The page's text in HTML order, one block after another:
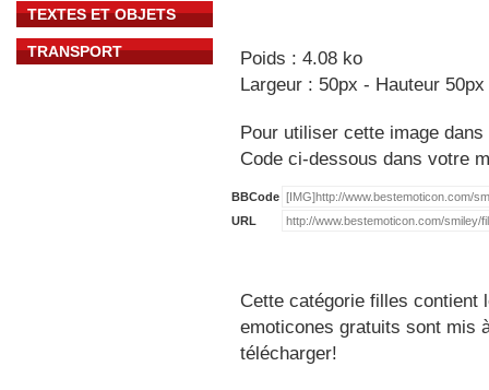
TEXTES ET OBJETS
TRANSPORT
Poids : 4.08 ko
Largeur : 50px - Hauteur 50px
Pour utiliser cette image
Code ci-dessous dans votre
BBCode
URL
Cette catégorie filles contient
emoticones gratuits sont mis
télécharger!